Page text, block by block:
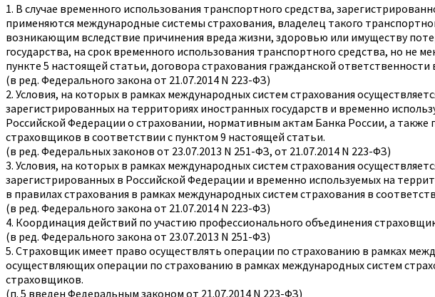
1. В случае временного использования транспортного средства,
применяются международные системы страхования, владелец такого
возникающим вследствие причинения вреда жизни, здоровью или имуществу
государства, на срок временного использования транспортного средства, но
пункте 5 настоящей статьи, договора страхования гражданской
(в ред. Федерального закона от 21.07.2014 N 223-ФЗ)
2. Условия, на которых в рамках международных систем страхования
зарегистрированных на территориях иностранных государств и временно
Российской Федерации о страховании, нормативным актам Банка России, а
страховщиков в соответствии с пунктом 9 настоящей статьи.
(в ред. Федеральных законов от 23.07.2013 N 251-ФЗ, от 21.07.2014 N 223-ФЗ)
3. Условия, на которых в рамках международных систем страхования
зарегистрированных в Российской Федерации и временно используемых на
в правилах страхования в рамках международных систем страхования в
(в ред. Федерального закона от 21.07.2014 N 223-ФЗ)
4. Координация действий по участию профессионального объединения
(в ред. Федерального закона от 23.07.2013 N 251-ФЗ)
5. Страховщик имеет право осуществлять операции по страхованию в рамках
осуществляющих операции по страхованию в рамках международных систем
страховщиков.
(п. 5 введен Федеральным законом от 21.07.2014 N 223-ФЗ)